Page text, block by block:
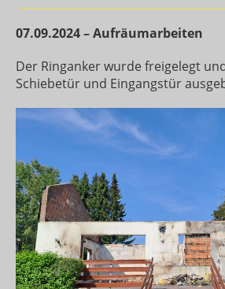
07.09.2024 – Aufräumarbeiten
Der Ringanker wurde freigelegt
Schiebetür und Eingangstür